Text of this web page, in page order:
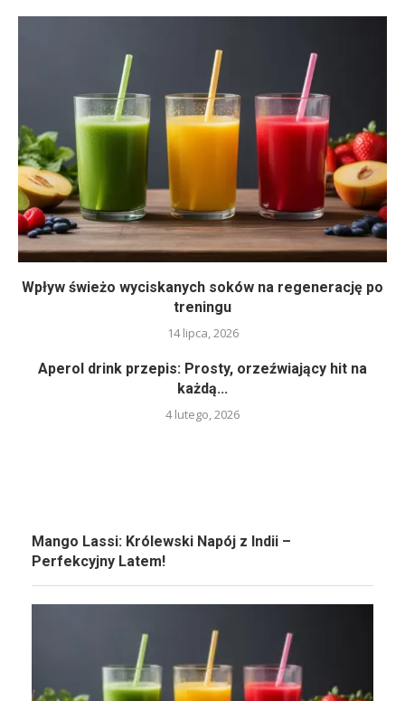
Wpływ świeżo wyciskanych soków na regenerację po
treningu
14 lipca, 2026
Aperol drink przepis: Prosty, orzeźwiający hit na
każdą...
4 lutego, 2026
Mango Lassi: Królewski Napój z Indii –
Perfekcyjny Latem!